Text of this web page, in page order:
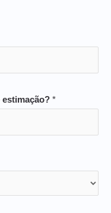
estimação? *